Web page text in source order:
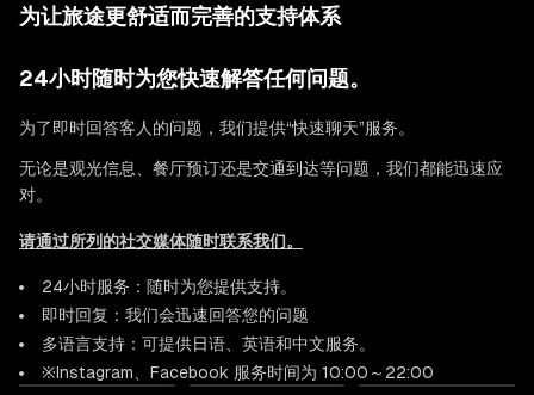
为让旅途更舒适而完善的支持体系
24小时随时为您快速解答任何问题。
为了即时回答客人的问题，我们提供“快速聊天”服务。
无论是观光信息、餐厅预订还是交通到达等问题，我们都能迅速应
对。
请通过所列的社交媒体随时联系我们。
24小时服务：随时为您提供支持。
即时回复：我们会迅速回答您的问题
多语言支持：可提供日语、英语和中文服务。
※Instagram、Facebook 服务时间为 10:00～22:00